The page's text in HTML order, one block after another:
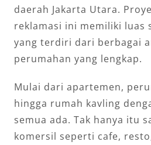
daerah Jakarta Utara.
reklamasi ini memiliki luas
yang terdiri dari berbagai
perumahan yang lengkap.
Mulai dari apartemen,
hingga rumah kavling
semua ada. Tak hanya itu
komersil seperti cafe,